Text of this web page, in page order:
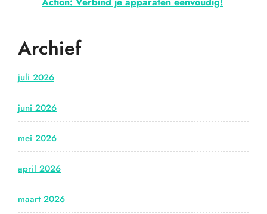
Archief
juli 2026
juni 2026
mei 2026
april 2026
maart 2026